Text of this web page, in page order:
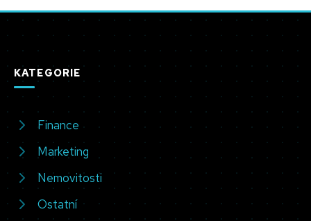
KATEGORIE
Finance
Marketing
Nemovitosti
Ostatní